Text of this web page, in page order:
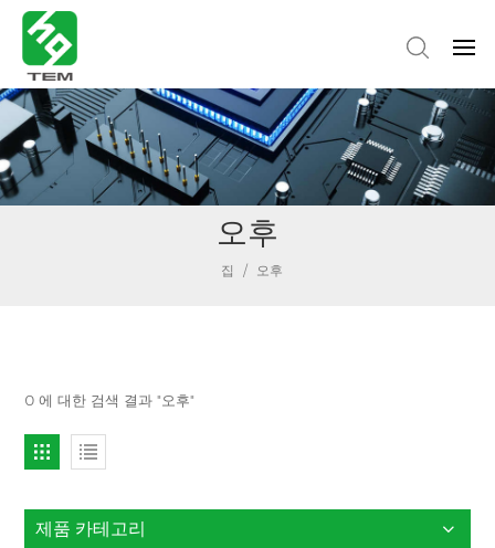
오후
집 / 오후
0 에 대한 검색 결과 "오후"
제품 카테고리